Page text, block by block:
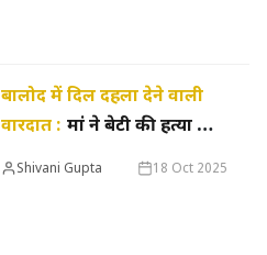
बालोद में दिल दहला देने वाली
वारदात : मां ने बेटी की हत्या के
बाद लगाई फांसी, बेटा बाल-बाल
Shivani Gupta 18 Oct 2025